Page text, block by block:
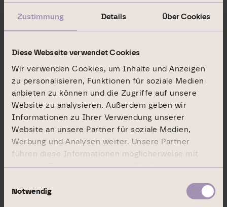
Zustimmung Details Über Cookies
Diese Webseite verwendet Cookies
Wir verwenden Cookies, um Inhalte und Anzeigen
zu personalisieren, Funktionen für soziale Medien
anbieten zu können und die Zugriffe auf unsere
Website zu analysieren. Außerdem geben wir
Informationen zu Ihrer Verwendung unserer
Website an unsere Partner für soziale Medien,
Werbung und Analysen weiter. Unsere Partner
führen diese Informationen möglicherweise mit
weiteren Daten zusammen, die Sie ihnen
Nutzung der Dienste gesammelt haben.
Notwendig
Strukturierung und dem Management von
Investmentprodukten mit attraktiven
Ausschüttungsrenditen.
Die Aktien der Branicks Group AG sind im
Prime Standard der Deutschen Börse gelistet
(WKN: A1X3XX / ISIN: DE000A1X3XX4).
Das Unternehmen bekennt sich
uneingeschränkt zum Thema Nachhaltigkeit
und nimmt Spitzenplätze in ESG-relevanten
Ratings wie Morningstar Sustainalytics, S&P
Global CSA ein. Zudem ist die Branicks Group
AG Unterzeichner der UN Global Compact
sowie des UN PRI-Netzwerks. Immobilien im